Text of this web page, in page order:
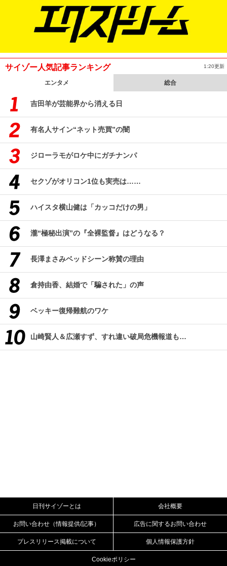
サイゾー人気記事ランキング 1:20更新
エンタメ 総合
吉田羊が芸能界から消える日
有名人サイン“ネット売買”の闇
ジローラモがロケ中にガチナンパ
セクゾがオリコン1位も実売は……
ハイスタ横山健は「カッコだけの男」
瀧“極秘出演”の『全裸監督』はどうなる？
長澤まさみベッドシーン称賛の理由
倉持由香、結婚で「騙された」の声
ベッキー復帰難航のワケ
山崎賢人＆広瀬すず、すれ違い破局危機報道も…
日刊サイゾーとは 会社概要
お問い合わせ（情報提供/記事） 広告に関するお問い合わせ
プレスリリース掲載について 個人情報保護方針
Cookieポリシー